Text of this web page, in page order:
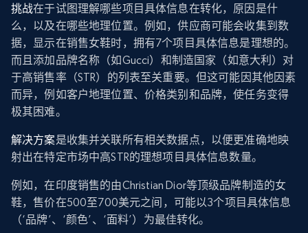
挑战在于试图理解哪些项目具体信息在转化，原因是什
么，以及在哪些地理位置。例如，供应商可能会收集到数
据，显示在销售女鞋时，拥有7个项目具体信息是理想的。
而且添加品牌名称（如Gucci）和制造国家（如意大利）对
于高销售率（STR）的列表至关重要。但这可能因其他因素
而异，例如客户地理位置、价格类别和品牌，使任务变得
极其困难。
解决方案是收集并关联所有相关数据点，以便更准确地映
射出在特定市场中高STR的理想项目具体信息数量。
例如，在印度销售的由Christian Dior等顶级品牌制造的女
鞋，售价在500至700美元之间，可能以3个项目具体信息
（‘品牌’、‘颜色’、‘面料’）为最佳转化。